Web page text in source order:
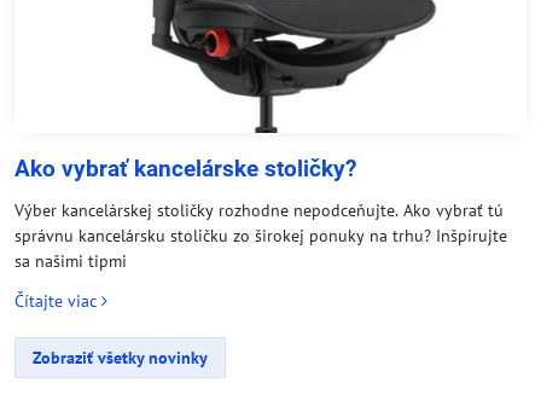
Ako vybrať kancelárske stoličky?
Výber kancelárskej stoličky rozhodne nepodceňujte. Ako vybrať tú
správnu kancelársku stoličku zo širokej ponuky na trhu? Inšpirujte
sa našimi tipmi
Čítajte viac
Zobraziť všetky novinky